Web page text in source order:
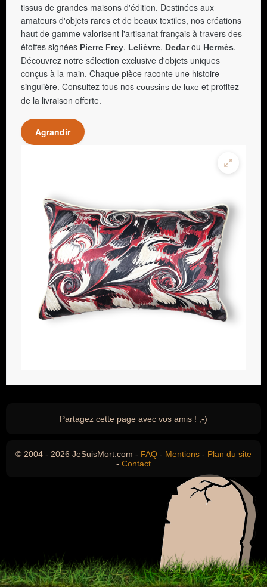
tissus de grandes maisons d'édition. Destinées aux
amateurs d'objets rares et de beaux textiles, nos créations
haut de gamme valorisent l'artisanat français à travers des
étoffes signées Pierre Frey, Lelièvre, Dedarou Hermès.
Découvrez notre sélection exclusive d'objets uniques
conçus à la main. Chaque pièce raconte une histoire
singulière. Consultez tous nos coussins de luxe et profitez
de la livraison offerte.
Agrandir
Partagez cette page avec vos amis ! ;-)
© 2004 - 2026 JeSuisMort.com - FAQ - Mentions - Plan du site
- Contact